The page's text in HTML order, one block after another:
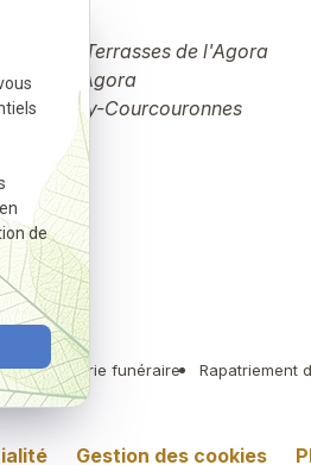
14 Pl. des Terrasses de l'Agora
Agora
Évry-Courcouronnes
Marbrerie funéraire Rapatriement
Gestion des cookies
de